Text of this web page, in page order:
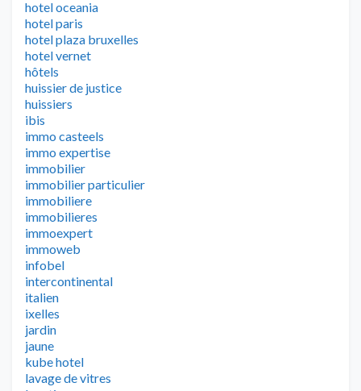
hotel oceania
hotel paris
hotel plaza bruxelles
hotel vernet
hôtels
huissier de justice
huissiers
ibis
immo casteels
immo expertise
immobilier
immobilier particulier
immobiliere
immobilieres
immoexpert
immoweb
infobel
intercontinental
italien
ixelles
jardin
jaune
kube hotel
lavage de vitres